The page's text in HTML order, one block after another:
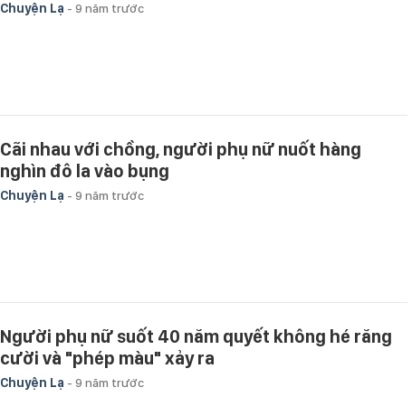
Chuyện Lạ - 9 năm trước
Cãi nhau với chồng, người phụ nữ nuốt hàng
nghìn đô la vào bụng
Chuyện Lạ - 9 năm trước
Người phụ nữ suốt 40 năm quyết không hé răng
cười và "phép màu" xảy ra
Chuyện Lạ - 9 năm trước